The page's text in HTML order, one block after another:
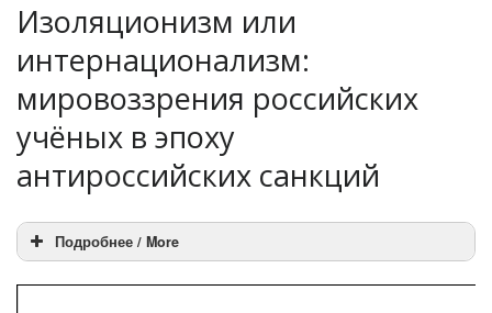
Изоляционизм или
интернационализм:
мировоззрения российских
учёных в эпоху
антироссийских санкций
Подробнее / More